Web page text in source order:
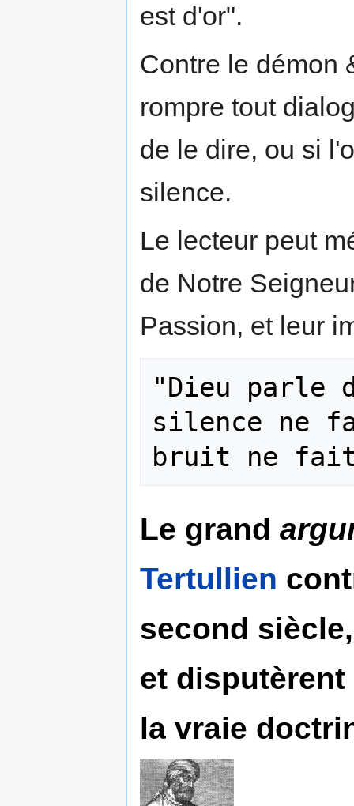
est d'or".
Contre le démon
rompre tout
de le dire, ou si
silence.
Le lecteur peut
de Notre
Passion, et leur
"Dieu parle
silence ne
Le grand
Tertullien
second
et
la vraie